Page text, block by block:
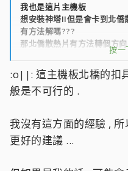
我也是這片主機板
想安裝神塔II但是會卡到北僑
有方法解嗎???
那北僑散熱片有方法轉個方向
按
:o||: 這主機板北橋的扣
般是不可行的 .
我沒有這方面的經驗 ,
更好的建議 ...